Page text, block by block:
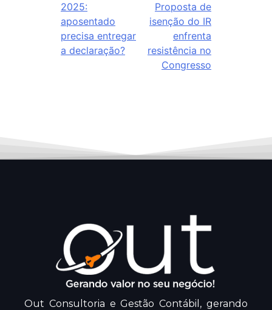
2025:
aposentado
precisa entregar
a declaração?
Proposta de
isenção do IR
enfrenta
resistência no
Congresso
Out Consultoria e Gestão Contábil, gerando